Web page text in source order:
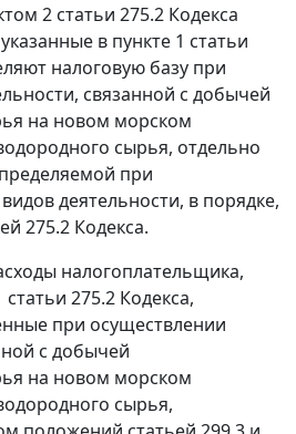
2 статьи 275.2 Кодекса
в пункте 1 статьи
налоговую базу при
связанной с добычей
на новом морском
сырья, отдельно
при
деятельности, в порядке,
275.2 Кодекса.
налогоплательщика,
275.2 Кодекса,
при осуществлении
с добычей
на новом морском
сырья,